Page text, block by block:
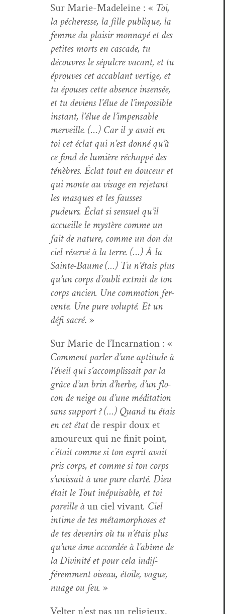
Sur Marie-Madeleine : « Toi,
la pécher­esse, la fille publique, la
femme du plaisir mon­nayé et des
petites morts en cas­cade, tu
décou­vres le sépul­cre vacant, et tu
éprou­ves cet acca­blant ver­tige, et
tu épous­es cette absence insen­sée,
et tu deviens l’élue de l’im­pos­si­ble
instant, l’élue de l’im­pens­able
mer­veille. (…) Car il y avait en
toi cet éclat qui n’est don­né qu’à
ce fond de lumière réchap­pé des
ténèbres. Éclat tout en douceur et
qui monte au vis­age en reje­tant
les masques et les fauss­es
pudeurs. Éclat si sen­suel qu’il
accueille le mys­tère comme un
fait de nature, comme un don du
ciel réservé à la terre. (…) À la
Sainte-Baume (…) Tu n’é­tais plus
qu’un corps d’ou­bli extrait de ton
corps ancien. Une com­mo­tion fer­
vente. Une pure volup­té. Et un
défi sacré. »
Sur Marie de l’In­car­na­tion : «
Com­ment par­ler d’une apti­tude à
l’éveil qui s’ac­com­plis­sait par la
grâce d’un brin d’herbe, d’un flo­
con de neige ou d’une médi­ta­tion
sans sup­port ? (…) Quand tu étais
en cet étatde respir doux et
amoureux qui ne finit point,
c’é­tait comme si ton esprit avait
pris corps, et comme si ton corps
s’u­nis­sait à une pure clarté. Dieu
était le Tout inépuis­able, et toi
pareille àun ciel vivant. Ciel
intime de tes méta­mor­phoses et
de tes devenirs où tu n’é­tais plus
qu’une âme accordée à l’abîme de
la Divinité et pour cela indif­
férem­ment oiseau, étoile, vague,
nuage ou feu. »
Vel­ter n’est pas un religieux.